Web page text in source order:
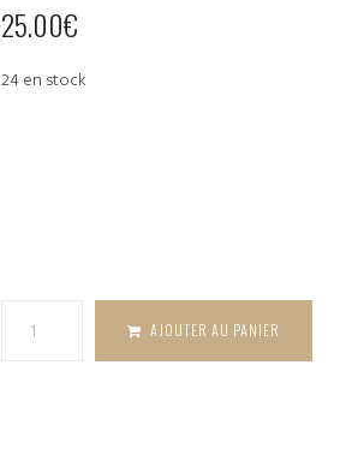
25.00€
24 en stock
AJOUTER AU PANIER